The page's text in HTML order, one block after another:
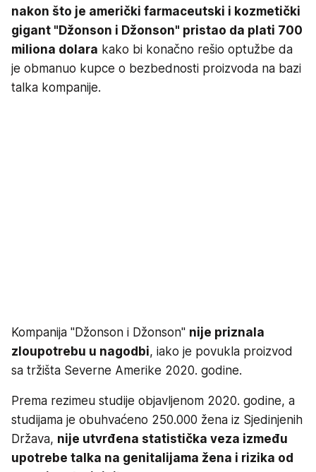
nakon što je američki farmaceutski i kozmetički
gigant "Džonson i Džonson" pristao da plati 700
miliona dolara kako bi konačno rešio optužbe da
je obmanuo kupce o bezbednosti proizvoda na bazi
talka kompanije.
Kompanija "Džonson i Džonson" nije priznala
zloupotrebu u nagodbi, iako je povukla proizvod
sa tržišta Severne Amerike 2020. godine.
Prema rezimeu studije objavljenom 2020. godine, a
studijama je obuhvaćeno 250.000 žena iz Sjedinjenih
Država, nije utvrđena statistička veza između
upotrebe talka na genitalijama žena i rizika od